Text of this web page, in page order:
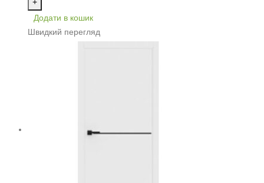
Додати в кошик
Швидкий перегляд